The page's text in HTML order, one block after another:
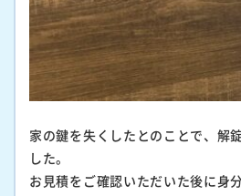
家の鍵を失くしたとのことで、解
した。
お見積をご確認いただいた後に身